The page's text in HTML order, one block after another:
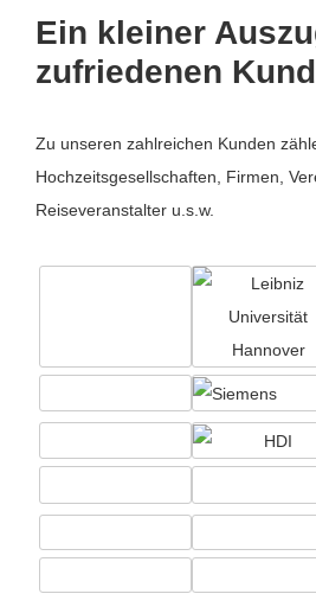
Ein kleiner
zufriedenen
Zu unseren zahlreichen Kunden
Hochzeitsgesellschaften, Firmen,
Reiseveranstalter u.s.w.